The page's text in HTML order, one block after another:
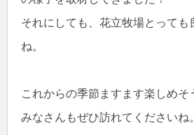
それにしても、花立牧場とっても
ね。
これからの季節ますます楽しめそ
みなさんもぜひ訪れてくださいね